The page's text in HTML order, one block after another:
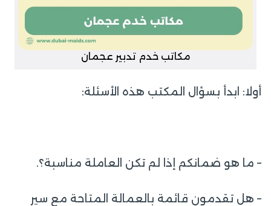
مكاتب خدم تدبير عجمان
أولا: ابدأ بسؤال المكتب هذه الأسئلة:
– ما هو ضمانكم إذا لم تكن العاملة مناسبة؟.
– هل تقدمون قائمة بالعمالة المتاحة مع سير